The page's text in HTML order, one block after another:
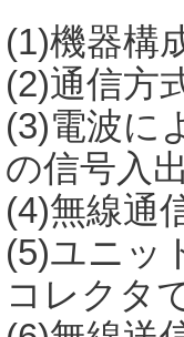
(1)機器構
(2)通信方
(3)電波に
の信号入
(4)無線通
(5)ユニッ
コレクタ